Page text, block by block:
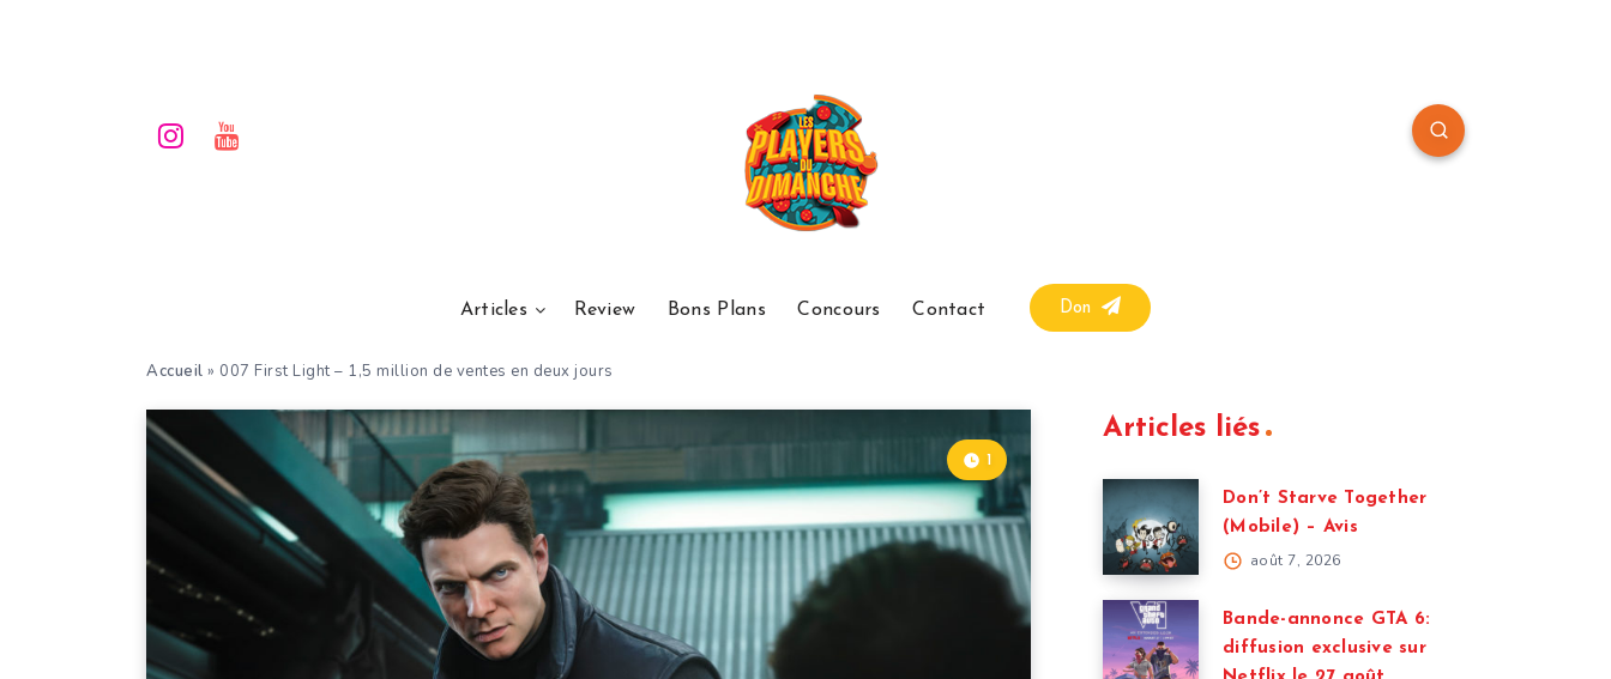
Articles Review Bons Plans Concours Contact Don
Accueil » 007 First Light – 1,5 million de ventes en deux jours
1
Articles liés
Don’t Starve Together
(Mobile) – Avis
août 7, 2026
Bande-annonce GTA 6:
diffusion exclusive sur